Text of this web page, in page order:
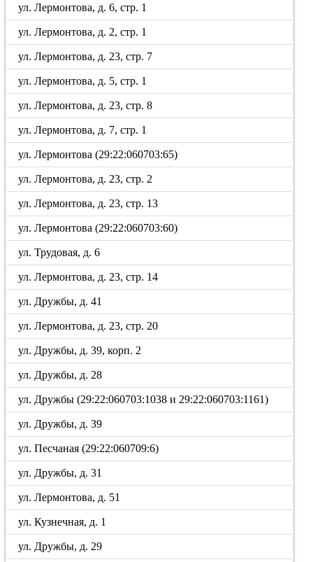
ул. Лермонтова, д. 6, стр. 1
ул. Лермонтова, д. 2, стр. 1
ул. Лермонтова, д. 23, стр. 7
ул. Лермонтова, д. 5, стр. 1
ул. Лермонтова, д. 23, стр. 8
ул. Лермонтова, д. 7, стр. 1
ул. Лермонтова (29:22:060703:65)
ул. Лермонтова, д. 23, стр. 2
ул. Лермонтова, д. 23, стр. 13
ул. Лермонтова (29:22:060703:60)
ул. Трудовая, д. 6
ул. Лермонтова, д. 23, стр. 14
ул. Дружбы, д. 41
ул. Лермонтова, д. 23, стр. 20
ул. Дружбы, д. 39, корп. 2
ул. Дружбы, д. 28
ул. Дружбы (29:22:060703:1038 и 29:22:060703:1161)
ул. Дружбы, д. 39
ул. Песчаная (29:22:060709:6)
ул. Дружбы, д. 31
ул. Лермонтова, д. 51
ул. Кузнечная, д. 1
ул. Дружбы, д. 29